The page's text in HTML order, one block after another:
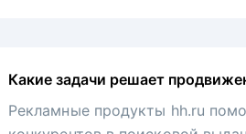
Какие задачи решает
Рекламные продукты hh.ru